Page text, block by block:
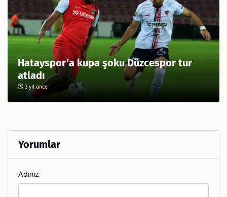
Hatayspor'a kupa şoku Düzcespor tur
atladı
3 yıl önce
Yorumlar
Adınız